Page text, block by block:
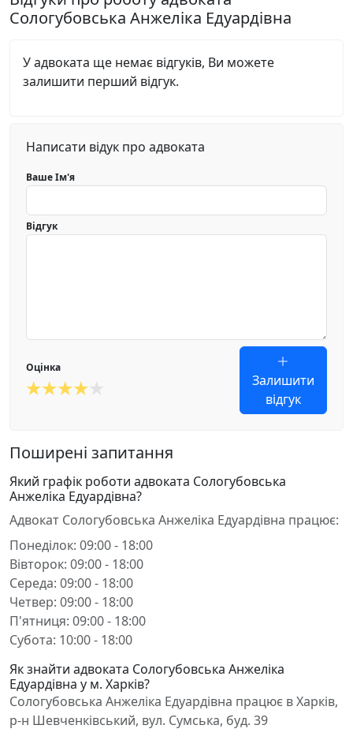
Сологубовська Анжеліка Едуардівна
У адвоката ще немає відгуків, Ви можете
залишити перший відгук.
Написати відук про адвоката
Ваше Ім'я
Відгук
Оцінка
Залишити
відгук
Поширені запитання
Який графік роботи адвоката Сологубовська
Анжеліка Едуардівна?
Адвокат Сологубовська Анжеліка Едуардівна працює:
Понеділок: 09:00 - 18:00
Вівторок: 09:00 - 18:00
Середа: 09:00 - 18:00
Четвер: 09:00 - 18:00
П'ятниця: 09:00 - 18:00
Субота: 10:00 - 18:00
Як знайти адвоката Сологубовська Анжеліка
Едуардівна у м. Харків?
Сологубовська Анжеліка Едуардівна працює в Харків,
р-н Шевченківський, вул. Сумська, буд. 39